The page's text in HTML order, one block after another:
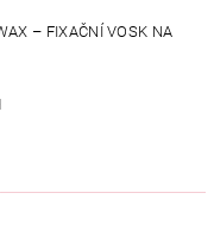
– FIXAČNÍ VOSK NA